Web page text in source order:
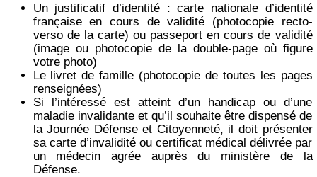
Un justificatif d’identité : carte nationale d’identité
française en cours de validité (photocopie recto-
verso de la carte) ou passeport en cours de validité
(image ou photocopie de la double-page où figure
votre photo)
Le livret de famille (photocopie de toutes les pages
renseignées)
Si l’intéressé est atteint d’un handicap ou d’une
maladie invalidante et qu’il souhaite être dispensé de
la Journée Défense et Citoyenneté, il doit présenter
sa carte d’invalidité ou certificat médical délivrée par
un médecin agrée auprès du ministère de la
Défense.